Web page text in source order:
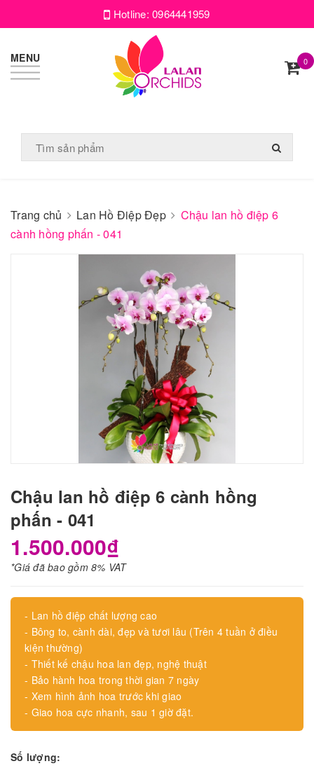
Hotline:0964441959
MENU 0
Trang chủ Lan Hồ Điệp Đẹp
Chậu lan hồ điệp 6
cành hồng phấn - 041
Chậu lan hồ điệp 6 cành hồng
phấn - 041
1.500.000₫
*Giá đã bao gồm 8% VAT
- Lan hồ điệp chất lượng cao
- Bông to, cành dài, đẹp và tươi lâu (Trên 4 tuần ở điều
kiện thường)
- Thiết kế chậu hoa lan đẹp, nghệ thuật
- Bảo hành hoa trong thời gian 7 ngày
- Xem hình ảnh hoa trước khi giao
- Giao hoa cực nhanh, sau 1 giờ đặt.
Số lượng: